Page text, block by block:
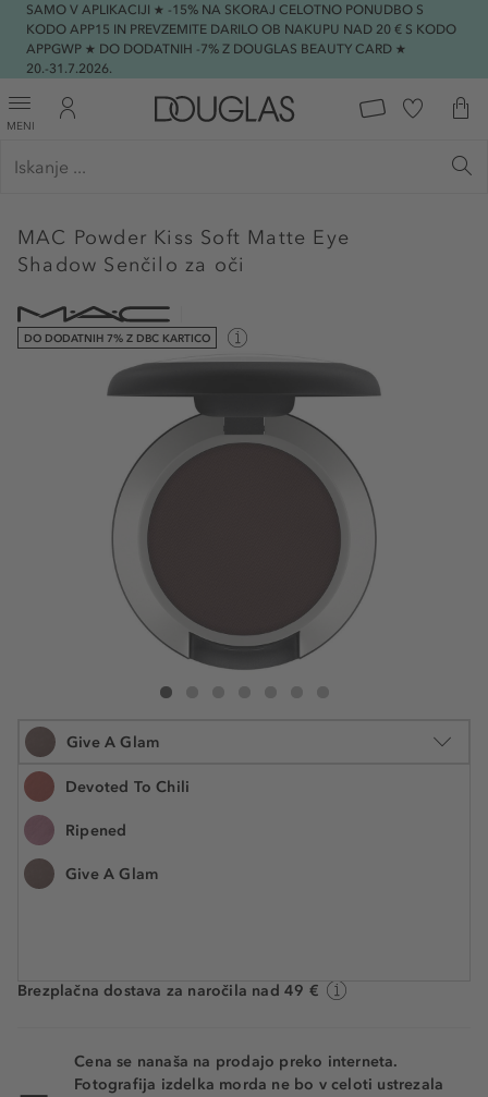
SAMO V APLIKACIJI ★ -15% NA SKORAJ CELOTNO PONUDBO S
KODO APP15 IN PREVZEMITE DARILO OB NAKUPU NAD 20 € S KODO
APPGWP ★ DO DODATNIH -7% Z DOUGLAS BEAUTY CARD ★
20.-31.7.2026.
MENI
MAC Powder Kiss Soft Matte Eye
Shadow Senčilo za oči
DO DODATNIH 7% Z DBC KARTICO
MAC Powder Kiss Soft Matte Eye Shadow
Give A Glam
Devoted To Chili
Ripened
Give A Glam
2 g
Brezplačna dostava za naročila nad 49 €
Cena se nanaša na prodajo preko interneta.
Fotografija izdelka morda ne bo v celoti ustrezala